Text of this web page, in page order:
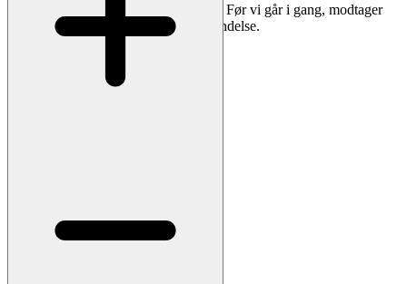
Vi vender tilbage med pris og forslag. Før vi går i gang, modtager
du altid en tydelig korrektur til godkendelse.